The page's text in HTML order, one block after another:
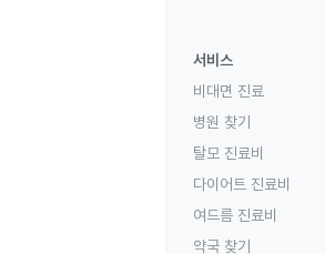
서비스
비대면 진료
병원 찾기
탈모 진료비
다이어트 진료비
여드름 진료비
약국 찾기